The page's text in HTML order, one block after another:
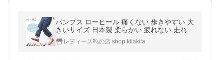
パンプス ローヒール 痛くない 歩きやすい 大
きいサイズ 日本製 柔らかい 疲れない 走れる
脱げない 軽量 卒業式 入学式 冠婚葬祭 黒 ブ
ラック オフィス 爆買
レディース靴の店 shop kilakila